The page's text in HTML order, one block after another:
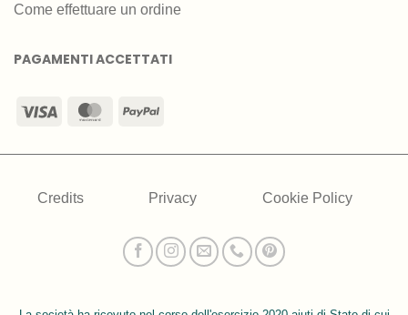
Come effettuare un ordine
PAGAMENTI ACCETTATI
Visa MasterCardPayPal
Credits Privacy Cookie Policy